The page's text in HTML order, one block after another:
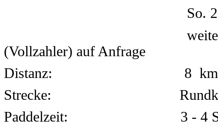
So.
(Vollzahler) auf Anfrage
Distanz:
8 km
Strecke:
Rundkurs
Paddelzeit: 3 - 4